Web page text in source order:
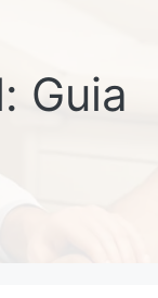
Guia